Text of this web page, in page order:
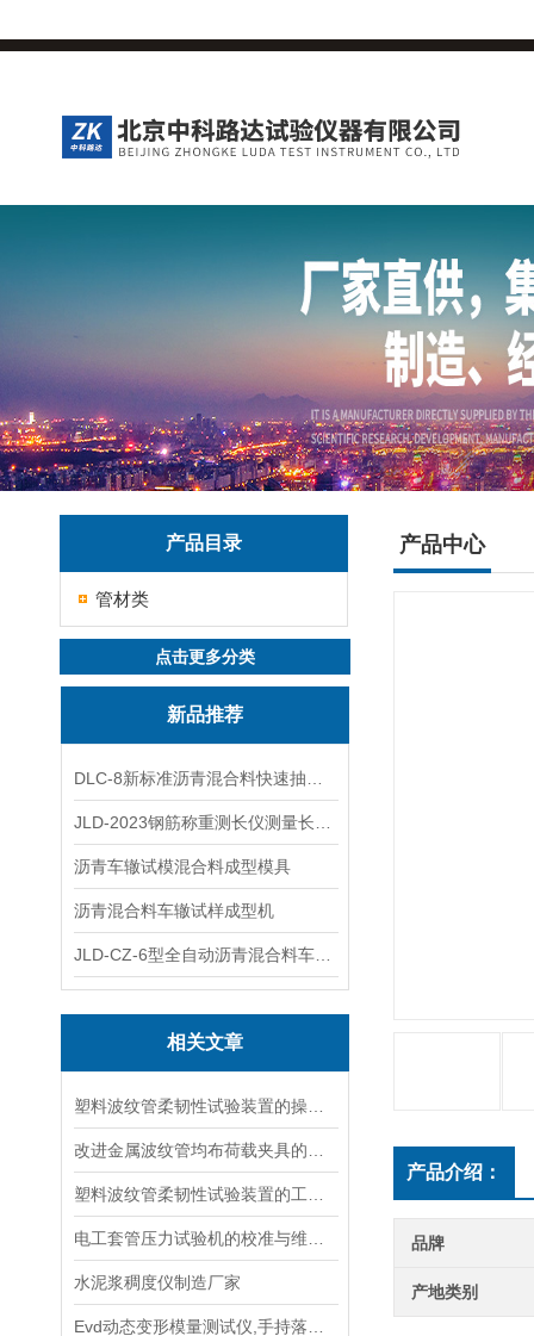
产品目录
管材类
点击更多分类
新品推荐
沥青车辙试模混合料成型模具
沥青混合料车辙试样成型机
相关文章
水泥浆稠度仪制造厂家
产品中心
产品介绍：
品牌
产地类别